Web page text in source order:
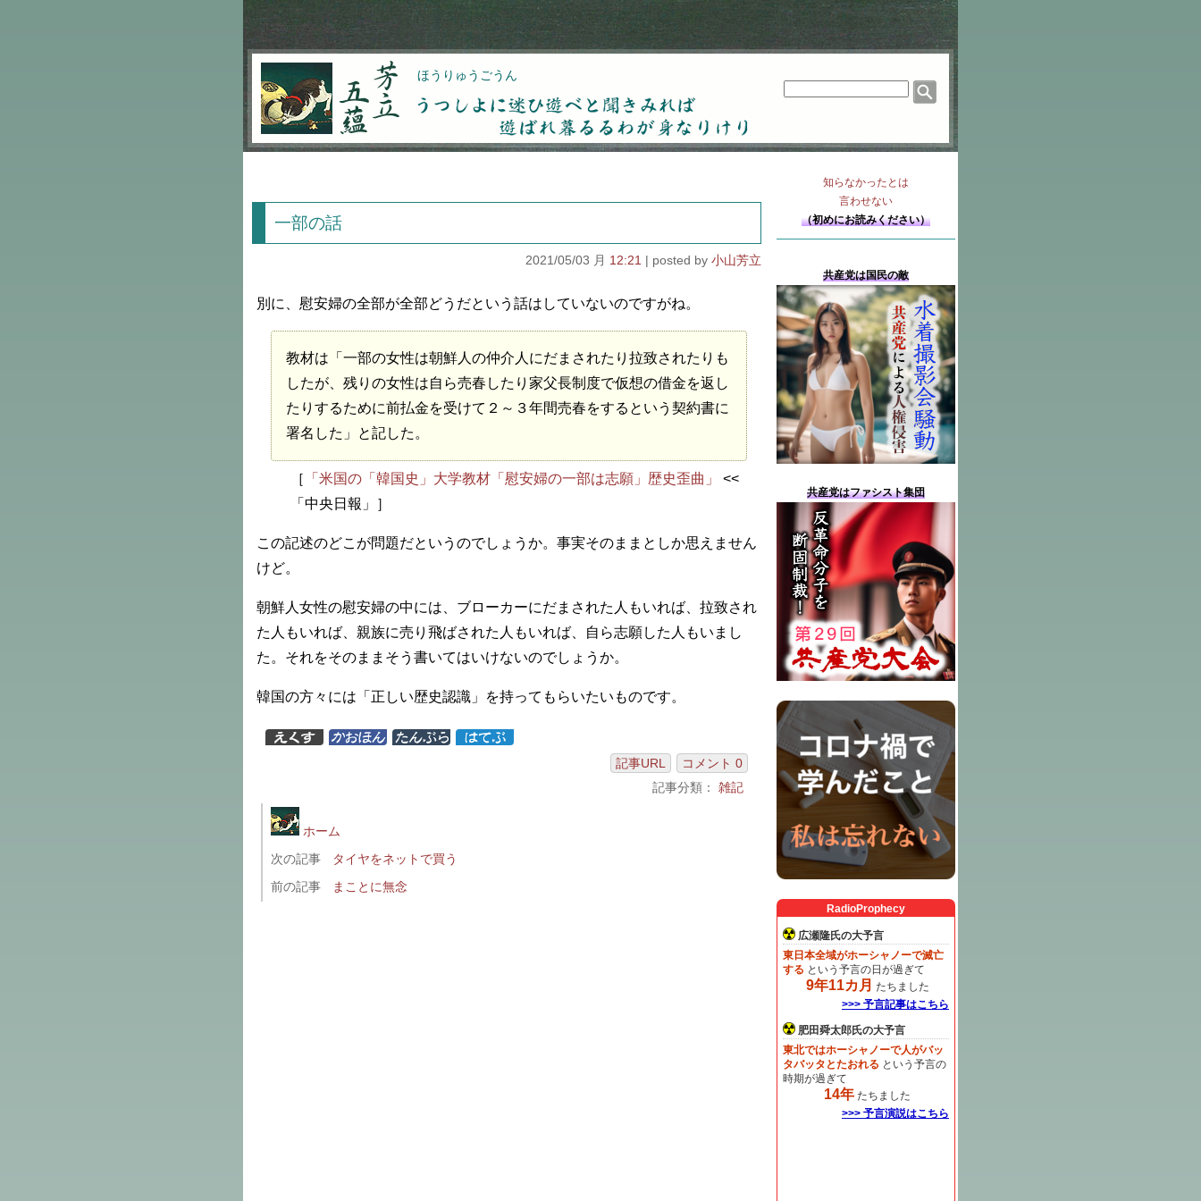
芳立五蘊 ほうりゅうごうん
うつしよに迷ひ遊べと聞きみれば遊ばれ暮るるわが
一部の話
2021/05/03 月 12:21 小山芳立
別に、慰安婦の全部が全部どうだという話はしていないのですがね。
教材は「一部の女性は朝鮮人の仲介人にだまされたり拉致されたりも
したが、残りの女性は自ら売春したり家父長制度で仮想の借金を返し
たりするために前払金を受けて２～３年間売春をするという契約書に
署名した」と記した。
［ 「米国の「韓国史」大学教材「慰安婦の一部は志願」歴史歪曲」
<<
「中央日報」］
この記述のどこが問題だというのでしょうか。事実そのままとしか思えません
けど。
朝鮮人女性の慰安婦の中には、ブローカーにだまされた人もいれば、拉致され
た人もいれば、親族に売り飛ばされた人もいれば、自ら志願した人もいまし
た。それをそのままそう書いてはいけないのでしょうか。
韓国の方々には「正しい歴史認識」を持ってもらいたいものです。
記事URL
コメント 0
記事分類： 雑記
ホーム
次の記事
タイヤをネットで買う
前の記事
まことに無念
知らなかったとは
言わせない
（初めにお読みください）
共産党は国民の敵
共産党はファシスト集団